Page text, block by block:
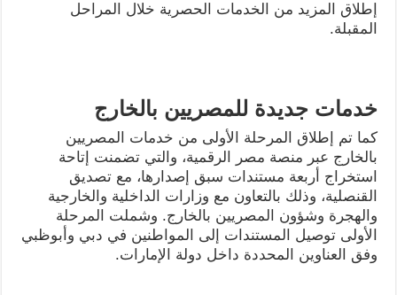
إطلاق المزيد من الخدمات الحصرية خلال المراحل
المقبلة.
خدمات جديدة للمصريين بالخارج
كما تم إطلاق المرحلة الأولى من خدمات المصريين
بالخارج عبر منصة مصر الرقمية، والتي تضمنت إتاحة
استخراج أربعة مستندات سبق إصدارها، مع تصديق
القنصلية، وذلك بالتعاون مع وزارات الداخلية والخارجية
والهجرة وشؤون المصريين بالخارج. وشملت المرحلة
الأولى توصيل المستندات إلى المواطنين في دبي وأبوظبي
وفق العناوين المحددة داخل دولة الإمارات.